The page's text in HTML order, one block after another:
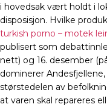
i hovedsak vært holdt i
disposisjon. Hvilke
turkish porno – motek
publisert som
nett) og 16. desember
dominerer
størstedelen av
at varen skal repareres